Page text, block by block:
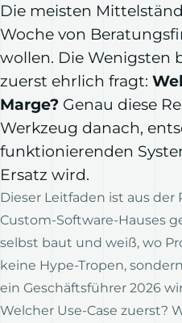
Die meisten
Woche von
wollen. Die Wenigsten
zuerst ehrlich fragt:
Marge? Genau diese
Werkzeug danach,
funktionierenden
Ersatz wird.
Dieser Leitfaden ist aus
Custom-Software-Hauses
selbst baut und weiß, wo
keine Hype-Tropen,
ein Geschäftsführer 2026
Welcher Use-Case zuerst?